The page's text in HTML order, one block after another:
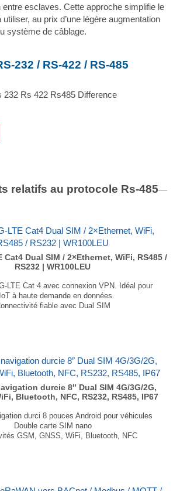
esclaves. Cette approche simplifie le
au prix d’une légère augmentation
système de câblage.
232 / RS-422 / RS-485
relatifs au protocole Rs-485
Cat4 Dual SIM / 2×Ethernet, WiFi, RS485 /
RS232 | WR100LEU
LTE Cat 4 avec connexion VPN. Idéal pour
à haute demande en données.
fiable avec Dual SIM
durcie 8″ Dual SIM 4G/3G/2G,
Bluetooth, NFC, RS232, RS485, IP67
durci 8 pouces Android pour véhicules
Double carte SIM nano
GSM, GNSS, WiFi, Bluetooth, NFC
Poids : 528 g